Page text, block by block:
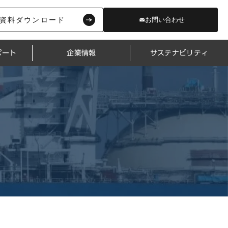
資料ダウンロード お問い合わせ
ート 企業情報 サステナビリティ